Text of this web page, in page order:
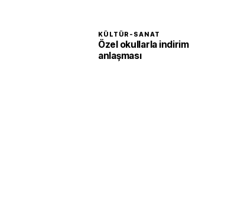
KÜLTÜR-SANAT
Özel okullarla indirim
anlaşması